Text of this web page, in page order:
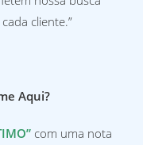
cliente.”
Aqui?
com uma nota